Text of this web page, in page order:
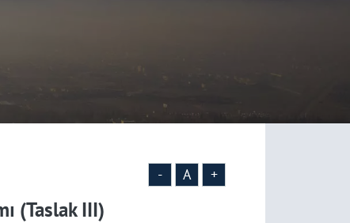
- A +
(Taslak III)